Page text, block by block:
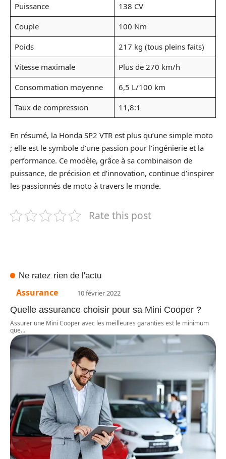
Puissance
138 CV
Couple
100 Nm
Poids
217 kg (tous pleins faits)
Vitesse maximale
Plus de 270 km/h
Consommation moyenne
6,5 L/100 km
Taux de compression
11,8:1
En résumé, la Honda SP2 VTR est plus qu’une simple moto
; elle est le symbole d’une passion pour l’ingénierie et la
performance. Ce modèle, grâce à sa combinaison de
puissance, de précision et d’innovation, continue d’inspirer
les passionnés de moto à travers le monde.
Rate this post
Ne ratez rien de l'actu
Assurance 10 février 2022
Quelle assurance choisir pour sa Mini Cooper ?
Assurer une Mini Cooper avec les meilleures garanties est le minimum
que…